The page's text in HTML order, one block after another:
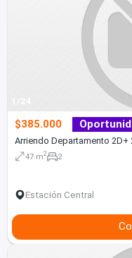
1/24
$385.000
Arriendo Departamento 2D+
47 m2 2
Estación Central